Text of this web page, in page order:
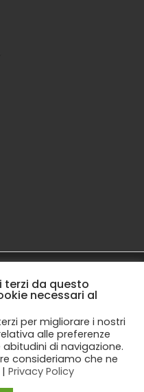
Web Agency
Privacy Policy
Contatti
terzi da questo
necessari al
per migliorare i nostri
alle preferenze
abitudini di navigazione.
consideriamo che ne
| Privacy Policy